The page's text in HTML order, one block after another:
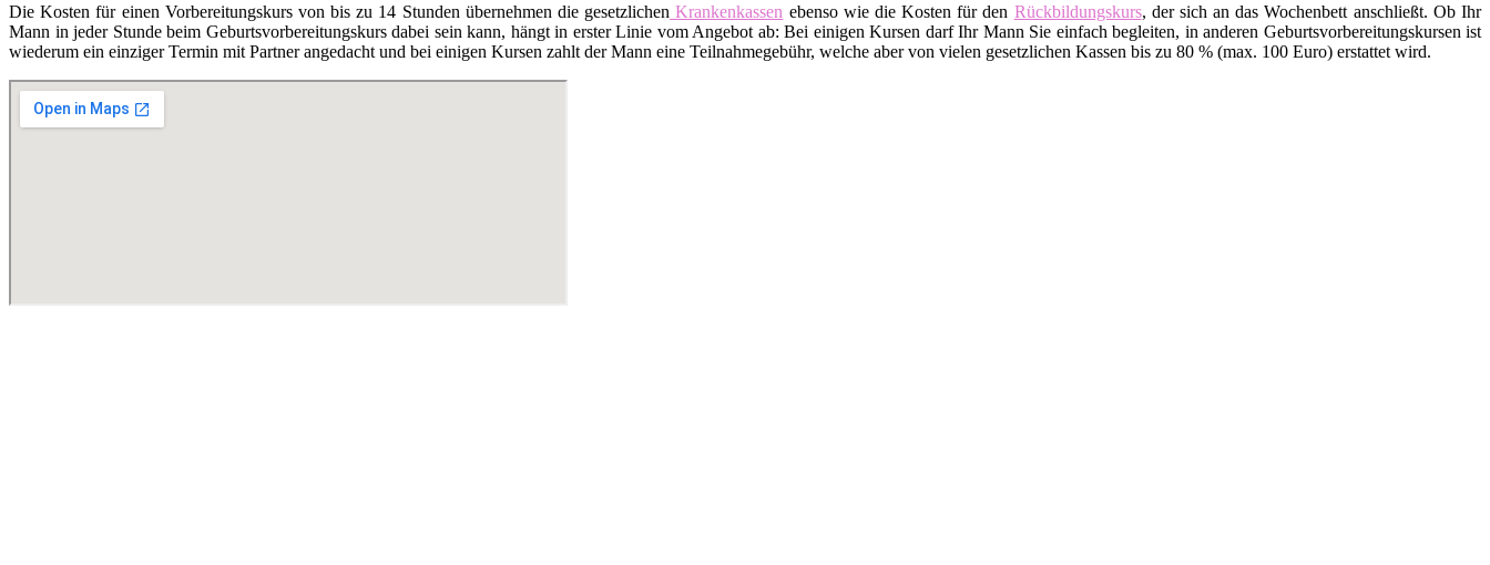
Die Kosten für einen Vorbereitungskurs von bis zu 14 Stunden übernehmen die gesetzlichen Krankenkassen ebenso wie die Kosten für den Rückbildungskurs, der sich an das Wochenbett anschließt. Ob Ihr
Mann in jeder Stunde beim Geburtsvorbereitungskurs dabei sein kann, hängt in erster Linie vom Angebot ab: Bei einigen Kursen darf Ihr Mann Sie einfach begleiten, in anderen Geburtsvorbereitungskursen ist
wiederum ein einziger Termin mit Partner angedacht und bei einigen Kursen zahlt der Mann eine Teilnahmegebühr, welche aber von vielen gesetzlichen Kassen bis zu 80 % (max. 100 Euro) erstattet wird.